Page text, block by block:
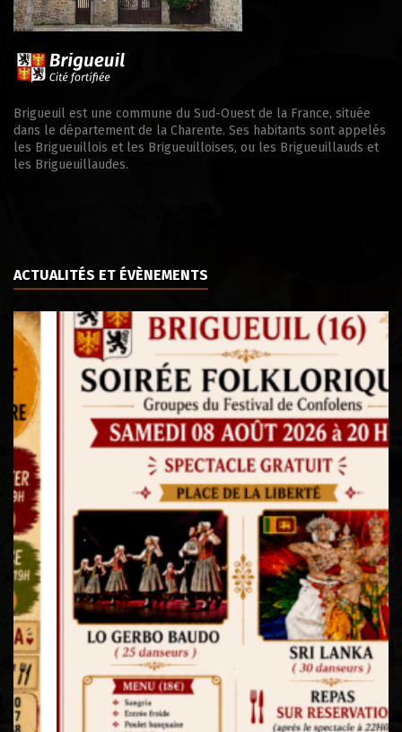
Brigueuil est une commune du Sud-Ouest de la France, située
dans le département de la Charente. Ses habitants sont appelés
les Brigueuillois et les Brigueuilloises, ou les Brigueuillauds et
les Brigueuillaudes.
ACTUALITÉS ET ÉVÈNEMENTS